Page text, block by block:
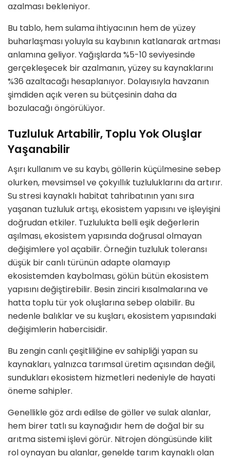
azalması bekleniyor.
Bu tablo, hem sulama ihtiyacının hem de yüzey
buharlaşması yoluyla su kaybının katlanarak artması
anlamına geliyor. Yağışlarda %5-10 seviyesinde
gerçekleşecek bir azalmanın, yüzey su kaynaklarını
%36 azaltacağı hesaplanıyor. Dolayısıyla havzanın
şimdiden açık veren su bütçesinin daha da
bozulacağı öngörülüyor.
Tuzluluk Artabilir, Toplu Yok Oluşlar
Yaşanabilir
Aşırı kullanım ve su kaybı, göllerin küçülmesine sebep
olurken, mevsimsel ve çokyıllık tuzluluklarını da artırır.
Su stresi kaynaklı habitat tahribatının yanı sıra
yaşanan tuzluluk artışı, ekosistem yapısını ve işleyişini
doğrudan etkiler. Tuzlulukta belli eşik değerlerin
aşılması, ekosistem yapısında doğrusal olmayan
değişimlere yol açabilir. Örneğin tuzluluk toleransı
düşük bir canlı türünün adapte olamayıp
ekosistemden kaybolması, gölün bütün ekosistem
yapısını değiştirebilir. Besin zinciri kısalmalarına ve
hatta toplu tür yok oluşlarına sebep olabilir. Bu
nedenle balıklar ve su kuşları, ekosistem yapısındaki
değişimlerin habercisidir.
Bu zengin canlı çeşitliliğine ev sahipliği yapan su
kaynakları, yalnızca tarımsal üretim açısından değil,
sundukları ekosistem hizmetleri nedeniyle de hayati
öneme sahipler.
Genellikle göz ardı edilse de göller ve sulak alanlar,
hem birer tatlı su kaynağıdır hem de doğal bir su
arıtma sistemi işlevi görür. Nitrojen döngüsünde kilit
rol oynayan bu alanlar, genelde tarım kaynaklı olan